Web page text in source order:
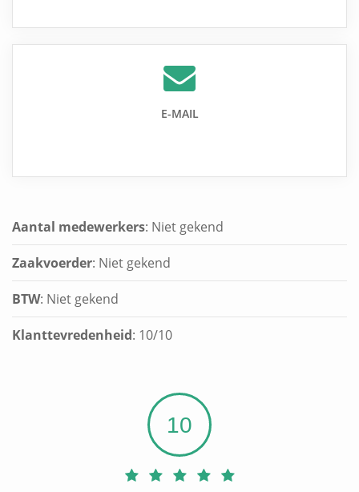
E-MAIL
Aantal medewerkers: Niet gekend
Zaakvoerder: Niet gekend
BTW: Niet gekend
Klanttevredenheid: 10/10
10